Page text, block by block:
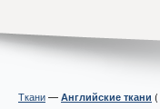
Ткани— Английские ткани (